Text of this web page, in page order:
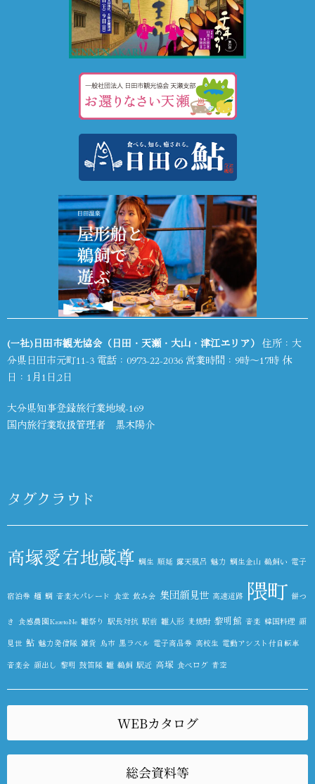
(一社)日田市観光協会（日田・天瀬・大山・津江エリア） 住所：大
分県日田市元町11-3 電話： 0973-22-2036 営業時間：9時～17時 休
日：1月1日,2日
大分県知事登録旅行業地域-169
国内旅行業取扱管理者 黒木陽介
タグクラウド
高塚愛宕地蔵尊 鯛生 順延 露天風呂 魅力 鯛生金山 鵜飼い 電子
宿泊券 麺 鯛 音楽大パレード 食堂 飲み会 集団顔見世 高速道路 隈町 餅つ
き 食感農園KazetoNe 雛祭り 駅長対抗 駅前 雛人形 麦焼酎 黎明館 音楽 韓国料理 顔
見世 鮎 魅力発信隊 雑貨 鳥市 黒ラベル 電子商品券 高校生 電動アシスト付自転車
音楽会 顔出し 黎明 鼓笛隊 雛 鵜飼 駅近 高塚 食べログ 青空
WEBカタログ
総会資料等